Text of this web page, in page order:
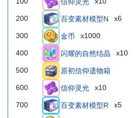
信仰灵光
200 百变素材模型N x6
300 金币 x1000
400 闪耀的自然结晶 x10
500 原初信仰遗物箱
600 信仰灵光 x10
700 百变素材模型R x5